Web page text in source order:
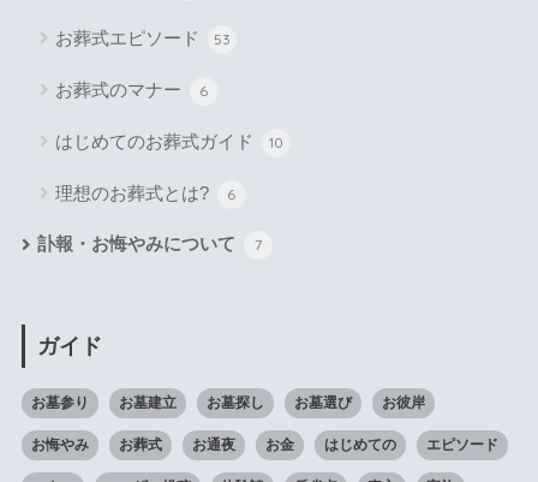
お葬式エピソード 53
お葬式のマナー 6
はじめてのお葬式ガイド 10
理想のお葬式とは? 6
訃報・お悔やみについて 7
ガイド
お墓参り お墓建立 お墓探し お墓選び お彼岸
お悔やみ お葬式 お通夜 お金 はじめての エピソード